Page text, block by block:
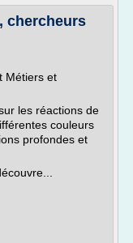
chercheurs
Métiers et
les réactions de
couleurs
profondes et